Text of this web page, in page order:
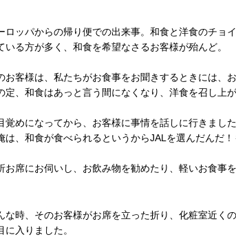
ロッパからの帰り便での出来事。和食と洋食のチョ
いる方が多く、和食を希望なさるお客様が殆んど。
お客様は、私たちがお食事をお聞きするときには、
定、和食はあっと言う間になくなり、洋食を召し上
覚めになってから、お客様に事情を話しに行きました
は、和食が食べられるというからJALを選んだんだ
お席にお伺いし、お飲み物を勧めたり、軽いお食事
な時、そのお客様がお席を立った折り、化粧室近く
に入りました。